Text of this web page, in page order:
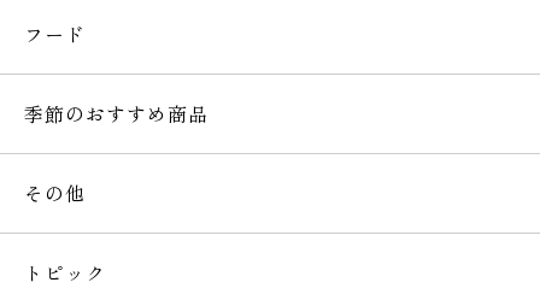
フード
季節のおすすめ商品
その他
トピック